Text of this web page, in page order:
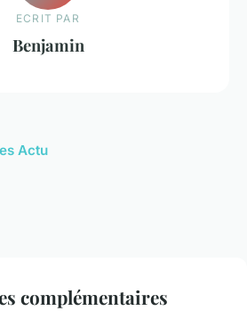
ECRIT PAR
Benjamin
Actu
complémentaires